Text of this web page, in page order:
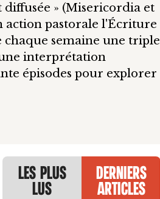
diffusée » (Misericordia et
action pastorale l'Écriture
chaque semaine une triple
interprétation
épisodes pour explorer
Les plus
lus
Derniers
articles